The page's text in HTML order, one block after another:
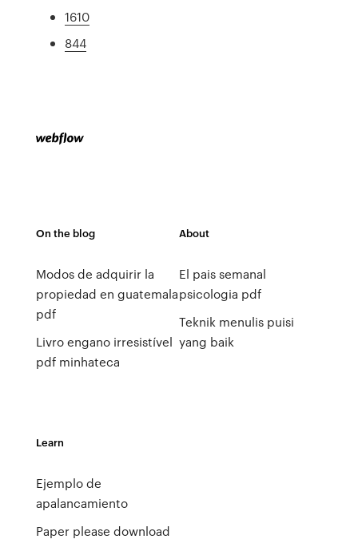
1610
844
On the blog
Modos de adquirir la
propiedad en guatemala
pdf
Livro engano irresistível
pdf minhateca
About
El pais semanal
psicologia pdf
Teknik menulis puisi
yang baik
Learn
Ejemplo de
apalancamiento
Paper please download